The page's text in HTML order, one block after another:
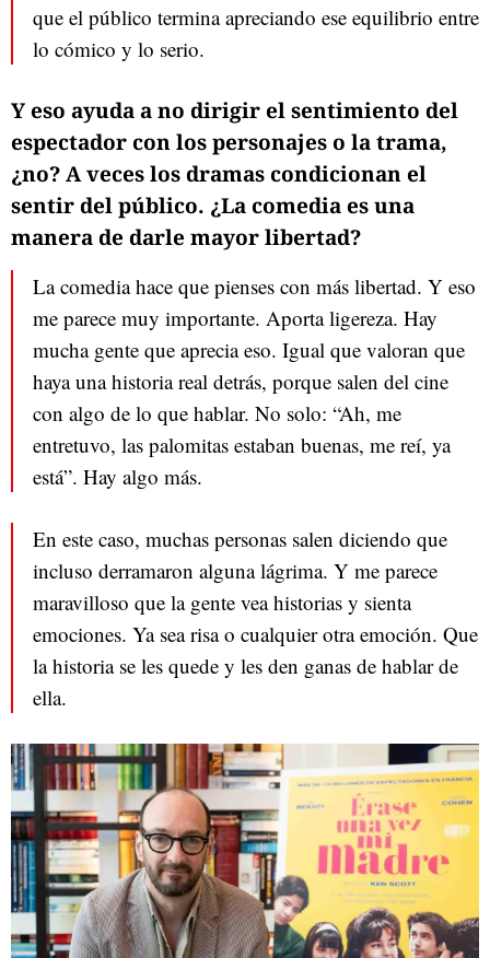
que el público termina apreciando ese equilibrio entre
lo cómico y lo serio.
Y eso ayuda a no dirigir el sentimiento del
espectador con los personajes o la trama,
¿no? A veces los dramas condicionan el
sentir del público. ¿La comedia es una
manera de darle mayor libertad?
La comedia hace que pienses con más libertad. Y eso
me parece muy importante. Aporta ligereza. Hay
mucha gente que aprecia eso. Igual que valoran que
haya una historia real detrás, porque salen del cine
con algo de lo que hablar. No solo: “Ah, me
entretuvo, las palomitas estaban buenas, me reí, ya
está”. Hay algo más.
En este caso, muchas personas salen diciendo que
incluso derramaron alguna lágrima. Y me parece
maravilloso que la gente vea historias y sienta
emociones. Ya sea risa o cualquier otra emoción. Que
la historia se les quede y les den ganas de hablar de
ella.